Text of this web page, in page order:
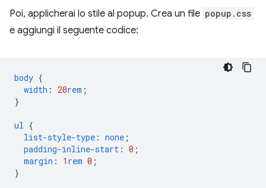
Poi, applicherai lo stile al popup. Crea un file popup.css
e aggiungi il seguente codice:
body {
width : 20rem ;
}
ul {
list-style-type : none ;
padding-inline-start : 0 ;
margin : 1 rem 0 ;
}